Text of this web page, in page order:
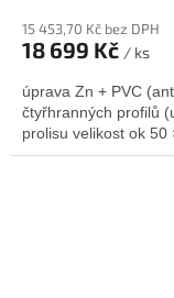
15 453,70 Kč bez DPH
18 699 Kč / ks
úprava Zn + PVC
čtyřhranných profilů
prolisu velikost ok 50